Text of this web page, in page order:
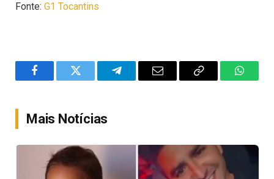
Fonte: G1 Tocantins
FacebookTwitter TelegramEmail
Copy
Mais Notícias